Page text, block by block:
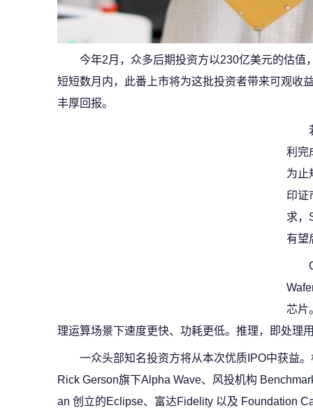
今年2月，众多后期投资方以230亿美元的估值
短短数月内，此番上市将为这批投资者带来可观收
丰厚回报。
利完
为止
印证
求，
有望
芯片
理运算场景下速度更快、功耗更低。推理，即处理
一众头部知名投资方将从本次优质IPO中获益
Rick Gerson旗下Alpha Wave、风投机构
an 创立的Eclipse、富达Fidelity 以及 Foundation